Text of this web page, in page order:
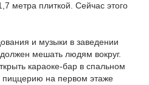
метра плиткой. Сейчас этого
и музыки в заведении
мешать людям вокруг.
караоке-бар в спальном
пиццерию на первом этаже